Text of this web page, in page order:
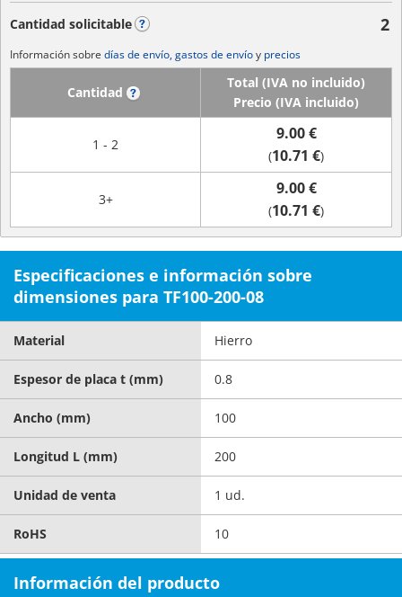
Cantidad solicitable 2
Información sobre días de envío, gastos de envíoy precios
Cantidad
Total (IVA no incluido)
Precio (IVA incluido)
1 - 2
9.00 €
(10.71 €)
3+
9.00 €
(10.71 €)
Especificaciones e información sobre
dimensiones para TF100-200-08
Material Hierro
Espesor de placa t (mm) 0.8
Ancho (mm) 100
Longitud L (mm) 200
Unidad de venta 1 ud.
RoHS 10
Información del producto